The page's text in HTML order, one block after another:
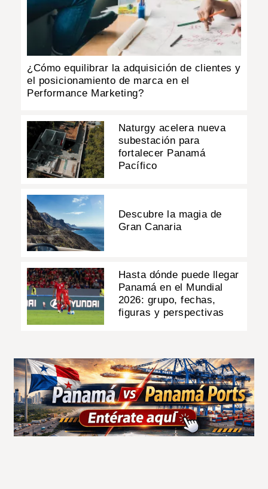
¿Cómo equilibrar la adquisición de clientes y
el posicionamiento de marca en el
Performance Marketing?
Naturgy acelera nueva
subestación para
fortalecer Panamá
Pacífico
Descubre la magia de
Gran Canaria
Hasta dónde puede llegar
Panamá en el Mundial
2026: grupo, fechas,
figuras y perspectivas